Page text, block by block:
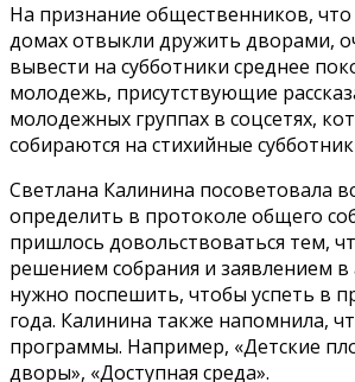
На признание общественников,
домах отвыкли дружить дворами,
вывести на субботники среднее
молодежь, присутствующие
молодежных группах в соцсетях,
собираются на стихийные
Светлана Калинина посоветовала
определить в протоколе общего
пришлось довольствоваться тем,
решением собрания и заявлением
нужно поспешить, чтобы успеть в
года. Калинина также напомнила,
программы. Например, «Детские
дворы», «Доступная среда».